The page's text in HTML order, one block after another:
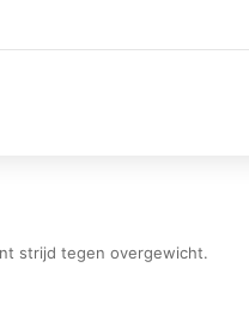
strijd tegen overgewicht.